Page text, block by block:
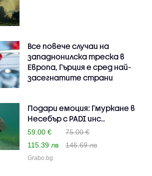
Все повече случаи на
западнонилска треска в
Европа, Гърция е сред най-
засегнатите страни
Подари емоция: Гмуркане в
Несебър с PADI инс..
59.00 €
75.00 €
115.39 лв
146.69 лв
Grabo.bg